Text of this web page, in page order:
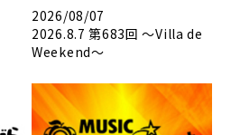
2026/08/07
2026.8.7 第683回 ～Villa de
Weekend～